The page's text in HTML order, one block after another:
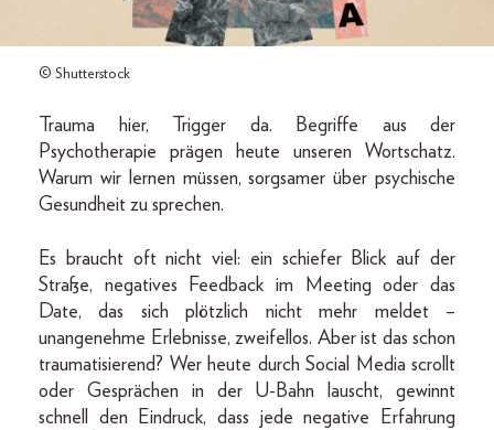
© Shutterstock
Trauma hier, Trigger da. Begriffe aus der
Psychotherapie prägen heute unseren Wortschatz.
Warum wir lernen müssen, sorgsamer über psychische
Gesundheit zu sprechen.
Es braucht oft nicht viel: ein schiefer Blick auf der
Straße, negatives Feedback im Meeting oder das
Date, das sich plötzlich nicht mehr meldet –
unangenehme Erlebnisse, zweifellos. Aber ist das schon
traumatisierend? Wer heute durch Social Media scrollt
oder Gesprächen in der U-Bahn lauscht, gewinnt
schnell den Eindruck, dass jede negative Erfahrung